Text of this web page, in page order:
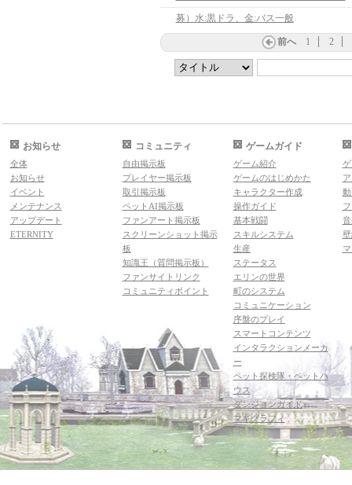
募）水:黒ドラ、金:バス一般
前へ 1 2
お知らせ
全体
お知らせ
イベント
メンテナンス
アップデート
ETERNITY
コミュニティ
自由掲示板
プレイヤー掲示板
取引掲示板
ペットAI掲示板
ファンアート掲示板
スクリーンショット掲示
板
知識王（質問掲示板）
ファンサイトリンク
コミュニティポイント
ゲームガイド
ゲーム紹介
ゲームのはじめかた
キャラクター作成
操作ガイド
基本戦闘
スキルシステム
生産
ステータス
エリンの世界
町のシステム
コミュニケーション
序盤のプレイ
スマートコンテンツ
インタラクションメーカ
ー
ペット探検隊・ペットハ
ウス
ダンジョンガイド
マギグラフィ